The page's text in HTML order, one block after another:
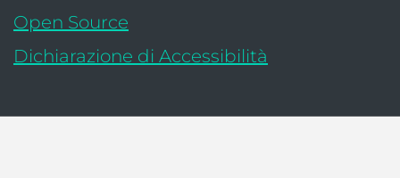
Open Source
Dichiarazione di Accessibilità